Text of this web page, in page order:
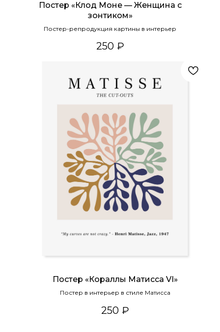
Постер «Клод Моне — Женщина с
зонтиком»
Постер-репродукция картины в интерьер
250 ₽
Постер «Кораллы Матисса VI»
Постер в интерьер в стиле Матисса
250 ₽